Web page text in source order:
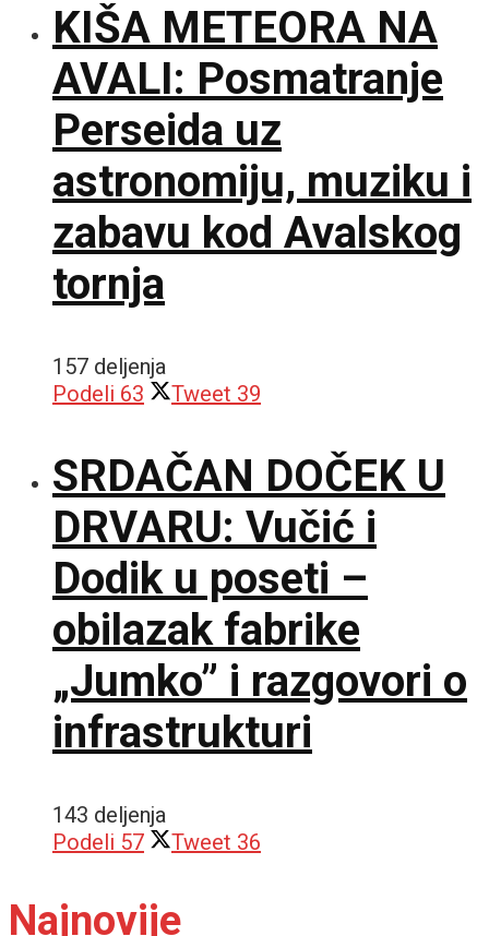
KIŠA METEORA NA
AVALI: Posmatranje
Perseida uz
astronomiju, muziku i
zabavu kod Avalskog
tornja
157 deljenja
Podeli 63 Tweet 39
SRDAČAN DOČEK U
DRVARU: Vučić i
Dodik u poseti –
obilazak fabrike
„Jumko” i razgovori o
infrastrukturi
143 deljenja
Podeli 57 Tweet 36
Najnovije